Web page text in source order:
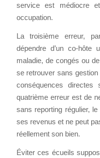
service est médiocre
occupation.
La troisième erreur,
dépendre d’un co-
maladie, de congés ou
se retrouver sans
conséquences
quatrième erreur est de
sans reporting régulier,
ses revenus et ne peut
réellement son bien.
Éviter ces écueils